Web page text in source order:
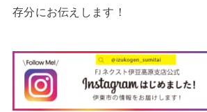
存分にお伝えします！